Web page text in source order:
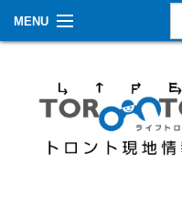
MENU
生活情報
その他